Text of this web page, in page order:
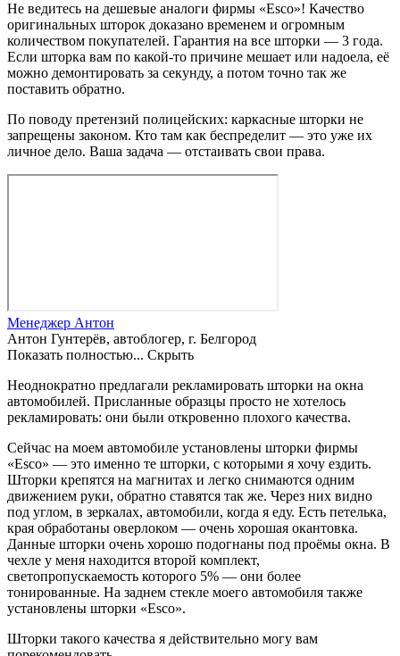
Не ведитесь на дешевые аналоги фирмы «Esco»! Качество
оригинальных шторок доказано временем и огромным
количеством покупателей. Гарантия на все шторки — 3 года.
Если шторка вам по какой-то причине мешает или надоела, её
можно демонтировать за секунду, а потом точно так же
поставить обратно.
По поводу претензий полицейских: каркасные шторки не
запрещены законом. Кто там как беспределит — это уже их
личное дело. Ваша задача — отстаивать свои права.
Менеджер Антон
Антон Гунтерёв, автоблогер, г. Белгород
Показать полностью... Скрыть
Неоднократно предлагали рекламировать шторки на окна
автомобилей. Присланные образцы просто не хотелось
рекламировать: они были откровенно плохого качества.
Сейчас на моем автомобиле установлены шторки фирмы
«Esco» — это именно те шторки, с которыми я хочу ездить.
Шторки крепятся на магнитах и легко снимаются одним
движением руки, обратно ставятся так же. Через них видно
под углом, в зеркалах, автомобили, когда я еду. Есть петелька,
края обработаны оверлоком — очень хорошая окантовка.
Данные шторки очень хорошо подогнаны под проёмы окна. В
чехле у меня находится второй комплект,
светопропускаемость которого 5% — они более
тонированные. На заднем стекле моего автомобиля также
установлены шторки «Esco».
Шторки такого качества я действительно могу вам